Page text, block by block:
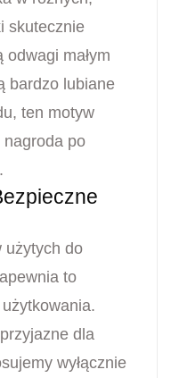
skutecznie
małym
bardzo lubiane
ten motyw
nagroda po
użytych do
to
dla
wyłącznie